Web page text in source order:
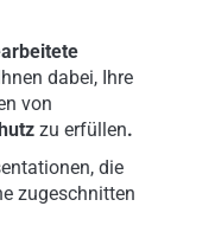
dabei, Ihre
von
zu erfüllen.
die
zugeschnitten